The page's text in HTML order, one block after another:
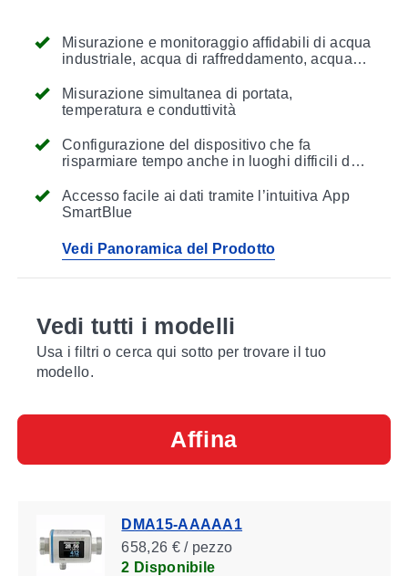
Misurazione e monitoraggio affidabili di acqua
industriale, acqua di raffreddamento, acqua
Misurazione simultanea di portata,
temperatura e conduttività
Configurazione del dispositivo che fa
risparmiare tempo anche in luoghi difficili da
Accesso facile ai dati tramite l’intuitiva App
SmartBlue
Vedi Panoramica del Prodotto
Vedi tutti i modelli
Usa i filtri o cerca qui sotto per trovare il tuo
modello.
Affina
DMA15-AAAAA1
658,26 € / pezzo
2 Disponibile